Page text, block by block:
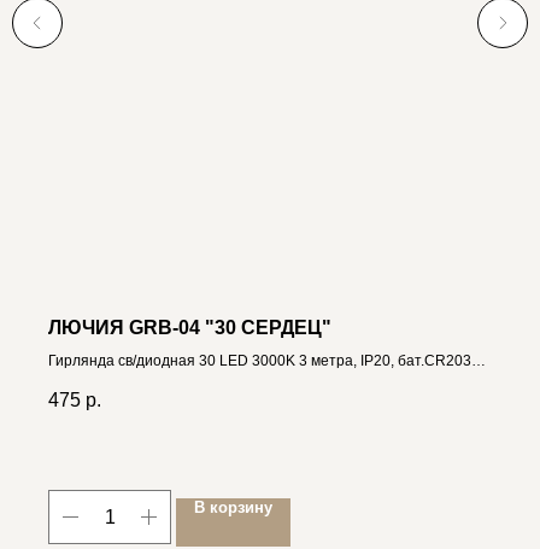
ЛЮЧИЯ GRB-04 "30 СЕРДЕЦ"
Гирлянда св/диодная 30 LED 3000K 3 метра, IP20, бат.CR2032 в
475 р.
В корзину